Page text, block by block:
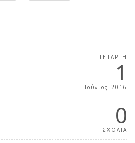
ΤΕΤΆΡΤΗ
1
Ιούνιος 2016
0
ΣΧΟΛΙΑ